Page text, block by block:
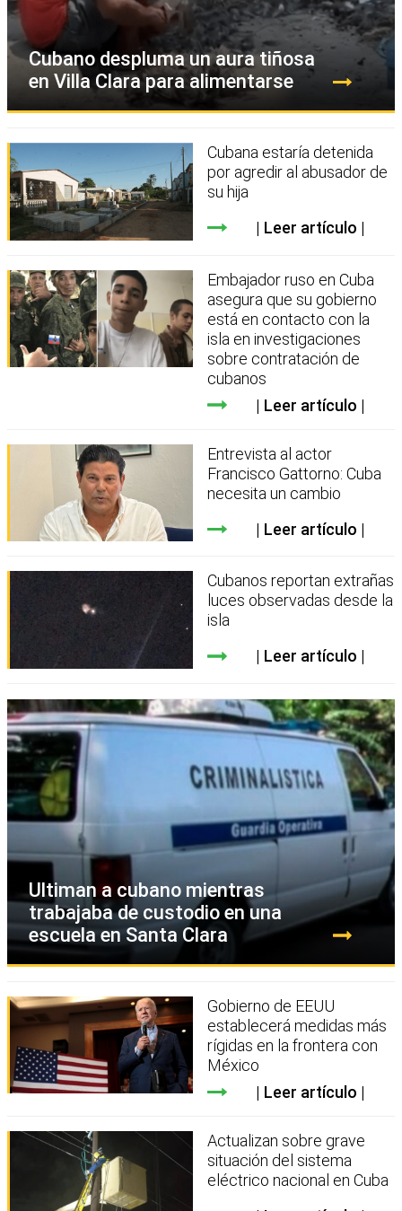
Cubano despluma un aura tiñosa
en Villa Clara para alimentarse
Cubana estaría detenida
por agredir al abusador de
su hija
Leer artículo
Embajador ruso en Cuba
asegura que su gobierno
está en contacto con la
isla en investigaciones
sobre contratación de
cubanos
Leer artículo
Entrevista al actor
Francisco Gattorno: Cuba
necesita un cambio
Leer artículo
Cubanos reportan extrañas
luces observadas desde la
isla
Leer artículo
Ultiman a cubano mientras
trabajaba de custodio en una
escuela en Santa Clara
Gobierno de EEUU
establecerá medidas más
rígidas en la frontera con
México
Leer artículo
Actualizan sobre grave
situación del sistema
eléctrico nacional en Cuba